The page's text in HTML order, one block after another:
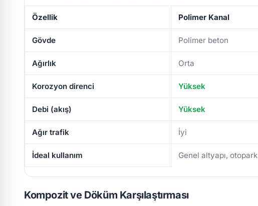
Özellik Polimer Kanal
Gövde Polimer beton
Ağırlık Orta
Korozyon direnci Yüksek
Debi (akış) Yüksek
Ağır trafik İyi
İdeal kullanım Genel altyapı, otopark
Kompozit ve Döküm Karşılaştırması